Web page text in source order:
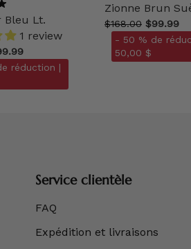
Bleu Lt.
1 review
réduction |
Zionne Brun
$168.00 $99.99
- 50 % de
50,00 $
Service clientèle
FAQ
Expédition et livraisons